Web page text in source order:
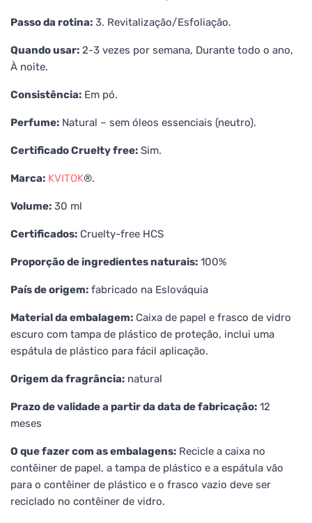
Passo da rotina: 3. Revitalização/Esfoliação.
Quando usar: 2-3 vezes por semana, Durante todo o ano,
À noite.
Consistência: Em pó.
Perfume: Natural – sem óleos essenciais (neutro).
Certificado Cruelty free: Sim.
Marca: KVITOK®.
Volume: 30 ml
Certificados: Cruelty-free HCS
Proporção de ingredientes naturais: 100%
País de origem: fabricado na Eslováquia
Material da embalagem: Caixa de papel e frasco de vidro
escuro com tampa de plástico de proteção, inclui uma
espátula de plástico para fácil aplicação.
Origem da fragrância: natural
Prazo de validade a partir da data de fabricação: 12
meses
O que fazer com as embalagens: Recicle a caixa no
contêiner de papel, a tampa de plástico e a espátula vão
para o contêiner de plástico e o frasco vazio deve ser
reciclado no contêiner de vidro.